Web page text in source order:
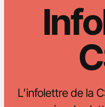
L’infolettre de la